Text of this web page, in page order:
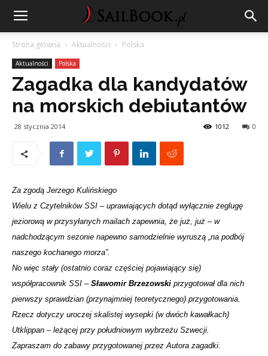
Strona główna Aktualności Polska
Aktualności Polska
Zagadka dla kandydatów
na morskich debiutantów
28 stycznia 2014 0
1012
Za zgodą Jerzego Kulińskiego
Wielu z Czytelników SSI – uprawiających dotąd wyłącznie żeglugę
jeziorową w przysyłanych mailach zapewnia, że już, już – w
nadchodzącym sezonie napewno samodzielnie wyruszą „na podbój
naszego kochanego morza”.
No więc stały (ostatnio coraz częściej pojawiający się)
współpracownik SSI – Sławomir Brzezowski przygotował dla nich
pierwszy sprawdzian (przynajmniej teoretycznego) przygotowania.
Rzecz dotyczy uroczej skalistej wysepki (w dwóch kawałkach)
Utklippan – leżącej przy południowym wybrzeżu Szwecji.
Zapraszam do zabawy przygotowanej przez Autora zagadki.